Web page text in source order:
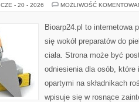
CZE - 20 - 2026 MOŻLIWOŚĆ
Bioarp24.pl to internetowa
się wokół preparatów do
ciała. Strona może być
odniesienia dla osób,
opartymi na składnikach
wpisuje się w rosnące